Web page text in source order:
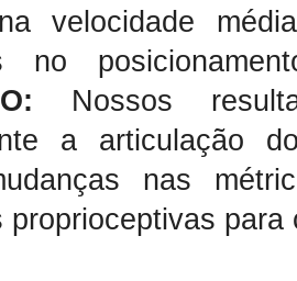
velocidade
no
Nossos
a articulação
nas
proprioceptivas para